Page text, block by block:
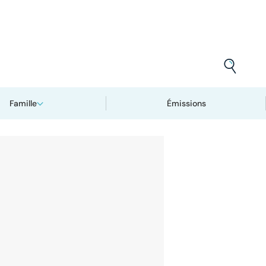
Famille Émissions